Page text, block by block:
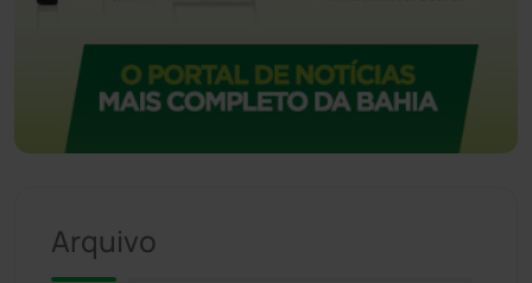
Arquivo